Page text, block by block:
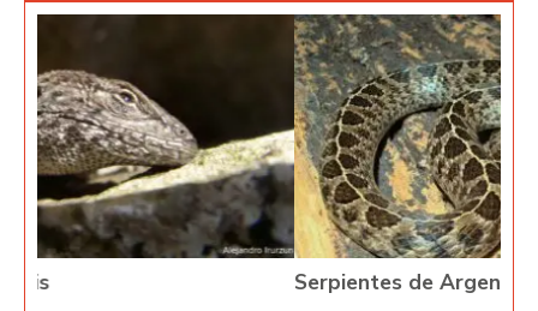
Serpientes de Argentina